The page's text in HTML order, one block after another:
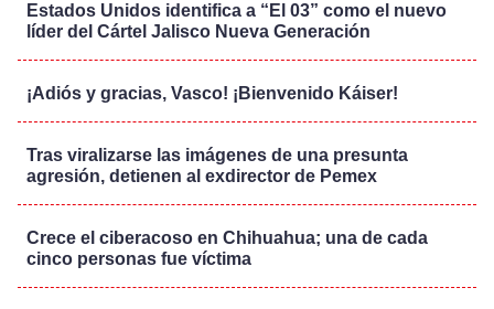
Estados Unidos identifica a “El 03” como el nuevo
líder del Cártel Jalisco Nueva Generación
¡Adiós y gracias, Vasco! ¡Bienvenido Káiser!
Tras viralizarse las imágenes de una presunta
agresión, detienen al exdirector de Pemex
Crece el ciberacoso en Chihuahua; una de cada
cinco personas fue víctima